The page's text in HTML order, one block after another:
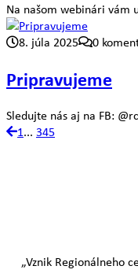
Na našom webinári vám
8. júla 2025
0
Pripravujeme
Sledujte nás aj na FB:
1... 345
„Vznik Regionálneho